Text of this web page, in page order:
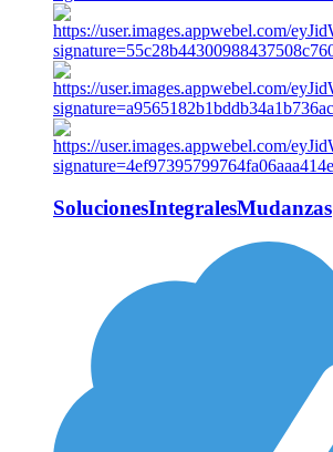
SolucionesIntegralesMudanzas